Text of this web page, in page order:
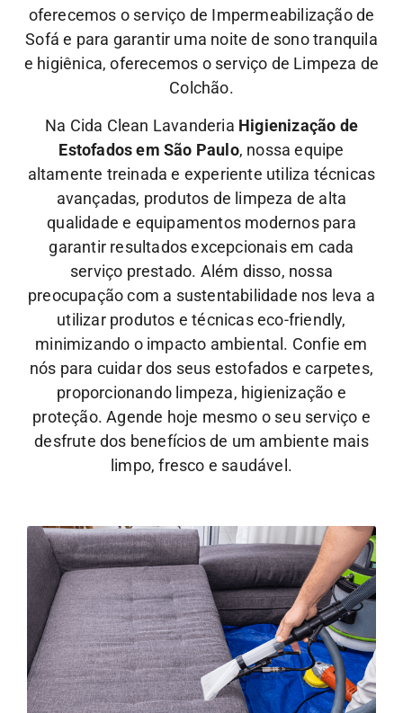
oferecemos o serviço de Impermeabilização de
Sofá e para garantir uma noite de sono tranquila
e higiênica, oferecemos o serviço de Limpeza de
Colchão.
Na Cida Clean Lavanderia Higienização de
Estofados em São Paulo, nossa equipe
altamente treinada e experiente utiliza técnicas
avançadas, produtos de limpeza de alta
qualidade e equipamentos modernos para
garantir resultados excepcionais em cada
serviço prestado. Além disso, nossa
preocupação com a sustentabilidade nos leva a
utilizar produtos e técnicas eco-friendly,
minimizando o impacto ambiental. Confie em
nós para cuidar dos seus estofados e carpetes,
proporcionando limpeza, higienização e
proteção. Agende hoje mesmo o seu serviço e
desfrute dos benefícios de um ambiente mais
limpo, fresco e saudável.